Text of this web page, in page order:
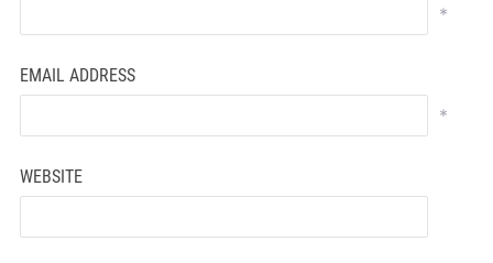
*
EMAIL ADDRESS
*
WEBSITE